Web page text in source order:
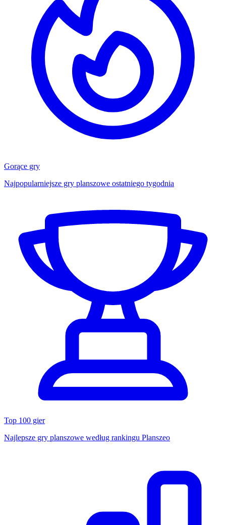
Gorące gry
Najpopularniejsze gry planszowe ostatniego tygodnia
Top 100 gier
Najlepsze gry planszowe według rankingu Planszeo